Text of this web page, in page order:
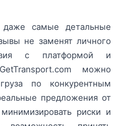
самые детальные
не заменят личного
с платформой и
можно
по конкурентным
предложения от
риски и